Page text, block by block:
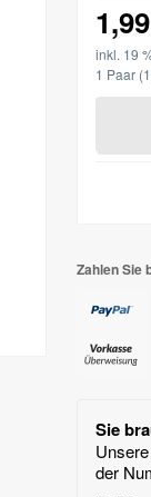
inkl. 19
1 Paar
Zahlen Sie
Sie
der